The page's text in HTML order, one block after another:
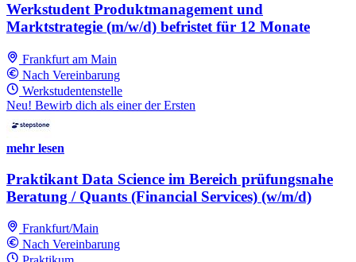
Werkstudent Produktmanagement und
Marktstrategie (m/w/d) befristet für 12 Monate
Frankfurt am Main
Nach Vereinbarung
Werkstudentenstelle
Neu! Bewirb dich als einer der Ersten
mehr lesen
Praktikant Data Science im Bereich prüfungsnahe
Beratung / Quants (Financial Services) (w/m/d)
Frankfurt/Main
Nach Vereinbarung